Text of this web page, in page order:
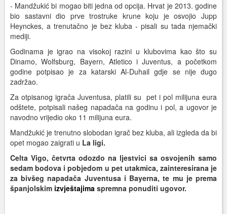
- Mandžukić bi mogao biti jedna od opcija. Hrvat je 2013. godine
bio sastavni dio prve trostruke krune koju je osvojio Jupp
Heynckes, a trenutačno je bez kluba - pisali su tada njemački
mediji.
Godinama je igrao na visokoj razini u klubovima kao što su
Dinamo, Wolfsburg, Bayern, Atletico i Juventus, a početkom
godine potpisao je za katarski Al-Duhail gdje se nije dugo
zadržao.
Za otpisanog igrača Juventusa, platili su pet i pol milijuna eura
odštete, potpisali našeg napadača na godinu i pol, a ugovor je
navodno vrijedio oko 11 milijuna eura.
Mandžukić je trenutno slobodan igrač bez kluba, ali izgleda da bi
opet mogao zaigrati u La ligi.
Celta Vigo, četvrta odozdo na ljestvici sa osvojenih samo
sedam bodova i pobjedom u pet utakmica, zainteresirana je
za bivšeg napadača Juventusa i Bayerna, te mu je prema
španjolskim izvještajima spremna ponuditi ugovor.